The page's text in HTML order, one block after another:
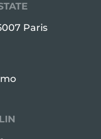
Paris